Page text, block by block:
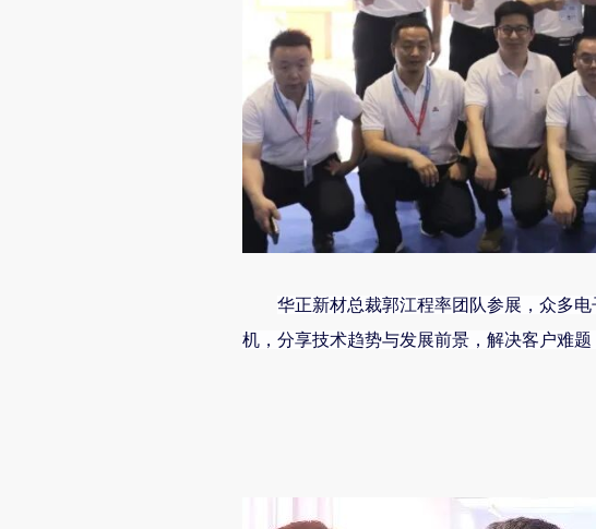
华正新材总裁郭江程率团队参展 ，众多
机，分享技术趋势与发展前景，解决客户难题